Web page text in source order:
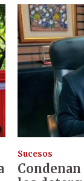
Sucesos